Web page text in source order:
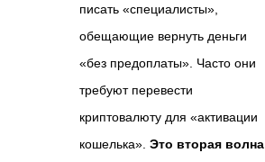
писать «специалисты»,
обещающие вернуть деньги
«без предоплаты». Часто они
требуют перевести
криптовалюту для «активации
кошелька». Это вторая волна